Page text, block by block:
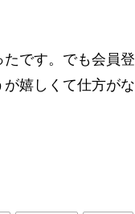
たです。でも会員登
嬉しくて仕方がな